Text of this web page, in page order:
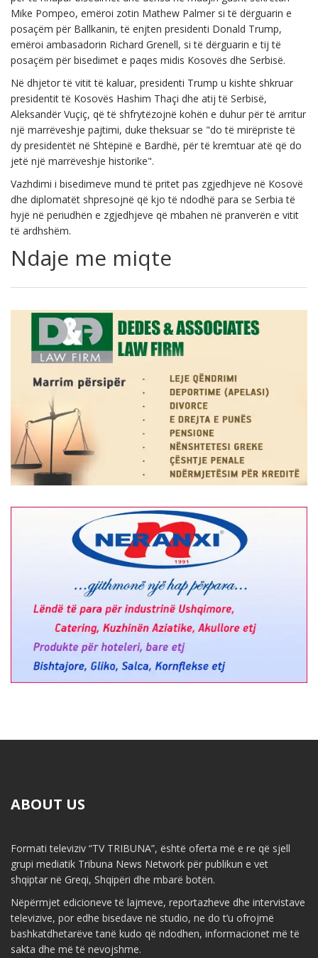
Mike Pompeo, emëroi zotin Mathew Palmer si të dërguarin e
posaçëm për Ballkanin, të enjten presidenti Donald Trump,
emëroi ambasadorin Richard Grenell, si të dërguarin e tij të
posaçëm për bisedimet e paqes midis Kosovës dhe Serbisë.
Në dhjetor të vitit të kaluar, presidenti Trump u kishte shkruar
presidentit të Kosovës Hashim Thaçi dhe atij të Serbisë,
Aleksandër Vuçiç, që të shfrytëzojnë kohën e duhur për të arritur
një marrëveshje pajtimi, duke theksuar se "do të mirëpriste të
dy presidentët në Shtëpinë e Bardhë, për të kremtuar atë që do
jetë një marrëveshje historike".
Vazhdimi i bisedimeve mund të pritet pas zgjedhjeve në Kosovë
dhe diplomatët shpresojnë që kjo të ndodhë para se Serbia të
hyjë në periudhën e zgjedhjeve që mbahen në pranverën e vitit
të ardhshëm.
Ndaje me miqte
ABOUT US
Formati televiziv “TV TRIBUNA”, është oferta më e re që sjell
grupi mediatik Tribuna News Network për publikun e vet
shqiptar në Greqi, Shqipëri dhe mbarë botën.
Nëpërmjet edicioneve të lajmeve, reportazheve dhe intervistave
televizive, por edhe bisedave në studio, ne do t’u ofrojmë
bashkatdhetarëve tanë kudo që ndodhen, informacionet më të
sakta dhe më të nevojshme.